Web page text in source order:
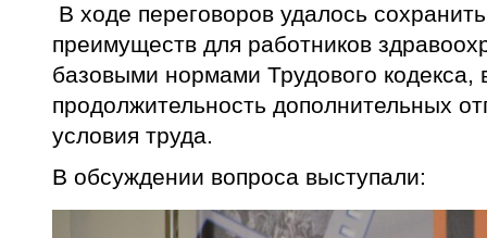
В ходе переговоров удалось
преимуществ для работников
базовыми нормами Трудового кодекса,
продолжительность дополнительных
условия труда.
В обсуждении вопроса выступали: